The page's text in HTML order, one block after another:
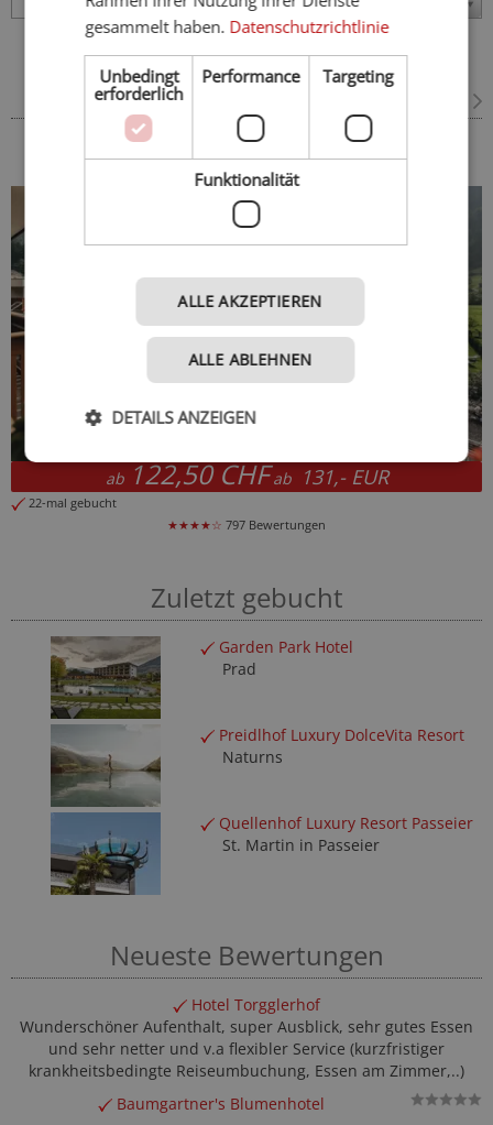
Bestseller
Am häufigsten gebucht
Wiesenhof Garden Resort ****S
Meran und Umgebung - St. Leonhard in Passeier
ab122,50 CHFab 131,- EUR
22-mal gebucht
★★★★☆ 797 Bewertungen
Zuletzt gebucht
Garden Park Hotel
Prad
Preidlhof Luxury DolceVita Resort
Naturns
Quellenhof Luxury Resort Passeier
St. Martin in Passeier
Neueste Bewertungen
Hotel Torgglerhof
Wunderschöner Aufenthalt, super Ausblick, sehr gutes Essen
und sehr netter und v.a flexibler Service (kurzfristiger
krankheitsbedingte Reiseumbuchung, Essen am Zimmer,..)
Baumgartner's Blumenhotel
gesammelt haben. Datenschutzrichtlinie
Unbedingt
erforderlich
Performance Targeting
Funktionalität
ALLE AKZEPTIEREN
ALLE ABLEHNEN
DETAILS ANZEIGEN